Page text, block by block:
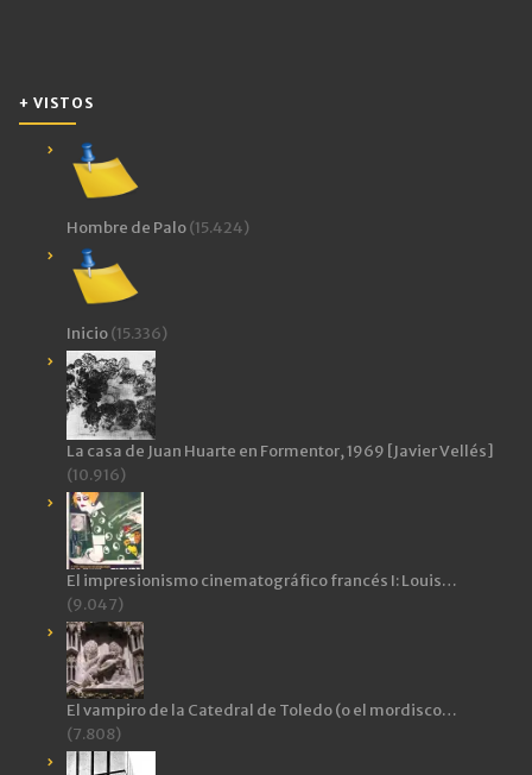
+ VISTOS
Hombre de Palo(15.424)
Inicio(15.336)
La casa de Juan Huarte en Formentor, 1969 [Javier Vellés]
(10.916)
El impresionismo cinematográfico francés I: Louis…
(9.047)
El vampiro de la Catedral de Toledo (o el mordisco…
(7.808)